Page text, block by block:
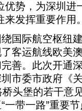
优势，为深圳进
来发挥重要作用
际航空枢纽
客运航线欧美
善。此次开通
市委市政府《
头堡的若干意
一带一路”重要